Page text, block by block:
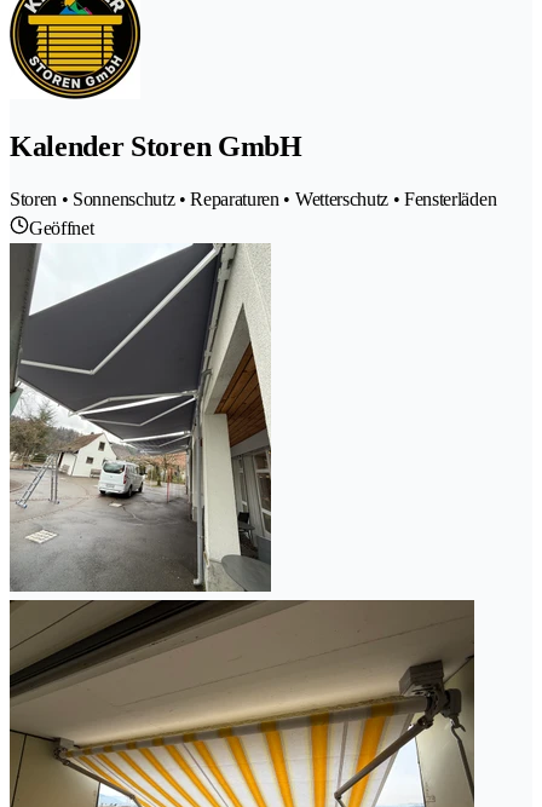
Kalender Storen GmbH
Storen • Sonnenschutz • Reparaturen • Wetterschutz • Fensterläden
Geöffnet